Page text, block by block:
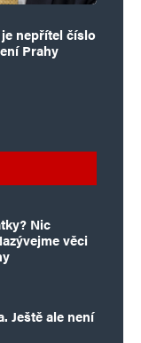
nepřítel číslo
Prahy
Nic
věci
Ještě ale není